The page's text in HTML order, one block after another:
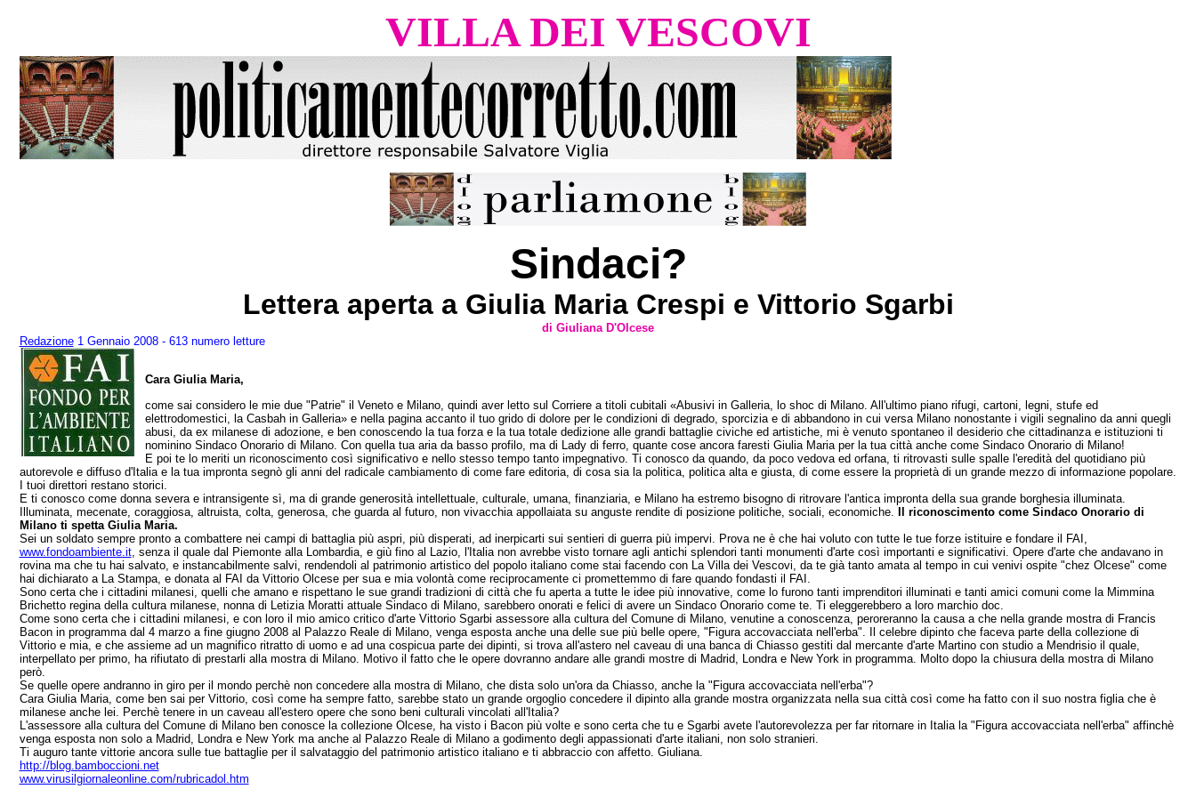
VILLA DEI VESCOVI
Sindaci?
Lettera aperta a Giulia Maria Crespi e Vittorio Sgarbi
di Giuliana D'Olcese
Redazione1 Gennaio 2008 - 613 numero letture
Cara Giulia Maria,
come sai considero le mie due "Patrie" il Veneto e Milano, quindi aver letto sul Corriere a titoli cubitali «Abusivi in Galleria, lo shoc di Milano. All'ultimo piano rifugi, cartoni, legni, stufe ed
elettrodomestici, la Casbah in Galleria» e nella pagina accanto il tuo grido di dolore per le condizioni di degrado, sporcizia e di abbandono in cui versa Milano nonostante i vigili segnalino da anni quegli
abusi, da ex milanese di adozione, e ben conoscendo la tua forza e la tua totale dedizione alle grandi battaglie civiche ed artistiche, mi è venuto spontaneo il desiderio che cittadinanza e istituzioni ti
nominino Sindaco Onorario di Milano. Con quella tua aria da basso profilo, ma di Lady di ferro, quante cose ancora faresti Giulia Maria per la tua città anche come Sindaco Onorario di Milano!
E poi te lo meriti un riconoscimento così significativo e nello stesso tempo tanto impegnativo. Ti conosco da quando, da poco vedova ed orfana, ti ritrovasti sulle spalle l'eredità del quotidiano più
autorevole e diffuso d'Italia e la tua impronta segnò gli anni del radicale cambiamento di come fare editoria, di cosa sia la politica, politica alta e giusta, di come essere la proprietà di un grande mezzo di informazione popolare.
I tuoi direttori restano storici.
E ti conosco come donna severa e intransigente sì, ma di grande generosità intellettuale, culturale, umana, finanziaria, e Milano ha estremo bisogno di ritrovare l'antica impronta della sua grande borghesia illuminata.
Illuminata, mecenate, coraggiosa, altruista, colta, generosa, che guarda al futuro, non vivacchia appollaiata su anguste rendite di posizione politiche, sociali, economiche. Il riconoscimento come Sindaco Onorario di
Milano ti spetta Giulia Maria.
Sei un soldato sempre pronto a combattere nei campi di battaglia più aspri, più disperati, ad inerpicarti sui sentieri di guerra più impervi. Prova ne è che hai voluto con tutte le tue forze istituire e fondare il FAI,
www.fondoambiente.it, senza il quale dal Piemonte alla Lombardia, e giù fino al Lazio, l'Italia non avrebbe visto tornare agli antichi splendori tanti monumenti d'arte così importanti e significativi. Opere d'arte che andavano in
rovina ma che tu hai salvato, e instancabilmente salvi, rendendoli al patrimonio artistico del popolo italiano come stai facendo con La Villa dei Vescovi, da te già tanto amata al tempo in cui venivi ospite "chez Olcese" come
hai dichiarato a La Stampa, e donata al FAI da Vittorio Olcese per sua e mia volontà come reciprocamente ci promettemmo di fare quando fondasti il FAI.
Sono certa che i cittadini milanesi, quelli che amano e rispettano le sue grandi tradizioni di città che fu aperta a tutte le idee più innovative, come lo furono tanti imprenditori illuminati e tanti amici comuni come la Mimmina
Brichetto regina della cultura milanese, nonna di Letizia Moratti attuale Sindaco di Milano, sarebbero onorati e felici di avere un Sindaco Onorario come te. Ti eleggerebbero a loro marchio doc.
Come sono certa che i cittadini milanesi, e con loro il mio amico critico d'arte Vittorio Sgarbi assessore alla cultura del Comune di Milano, venutine a conoscenza, peroreranno la causa a che nella grande mostra di Francis
Bacon in programma dal 4 marzo a fine giugno 2008 al Palazzo Reale di Milano, venga esposta anche una delle sue più belle opere, "Figura accovacciata nell'erba". Il celebre dipinto che faceva parte della collezione di
Vittorio e mia, e che assieme ad un magnifico ritratto di uomo e ad una cospicua parte dei dipinti, si trova all'astero nel caveau di una banca di Chiasso gestiti dal mercante d'arte Martino con studio a Mendrisio il quale,
interpellato per primo, ha rifiutato di prestarli alla mostra di Milano. Motivo il fatto che le opere dovranno andare alle grandi mostre di Madrid, Londra e New York in programma. Molto dopo la chiusura della mostra di Milano
però.
Se quelle opere andranno in giro per il mondo perchè non concedere alla mostra di Milano, che dista solo un'ora da Chiasso, anche la "Figura accovacciata nell'erba"?
Cara Giulia Maria, come ben sai per Vittorio, così come ha sempre fatto, sarebbe stato un grande orgoglio concedere il dipinto alla grande mostra organizzata nella sua città così come ha fatto con il suo nostra figlia che è
milanese anche lei. Perchè tenere in un caveau all'estero opere che sono beni culturali vincolati all'Italia?
L'assessore alla cultura del Comune di Milano ben conosce la collezione Olcese, ha visto i Bacon più volte e sono certa che tu e Sgarbi avete l'autorevolezza per far ritornare in Italia la "Figura accovacciata nell'erba" affinchè
venga esposta non solo a Madrid, Londra e New York ma anche al Palazzo Reale di Milano a godimento degli appassionati d'arte italiani, non solo stranieri.
Ti auguro tante vittorie ancora sulle tue battaglie per il salvataggio del patrimonio artistico italiano e ti abbraccio con affetto. Giuliana.
http://blog.bamboccioni.net
www.virusilgiornaleonline.com/rubricadol.htm